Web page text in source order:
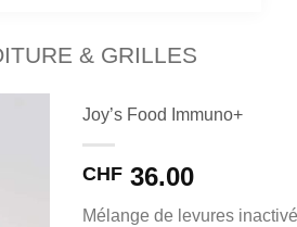
& GRILLES
Joy’s Food Immuno+
CHF36.00
Mélange de levures